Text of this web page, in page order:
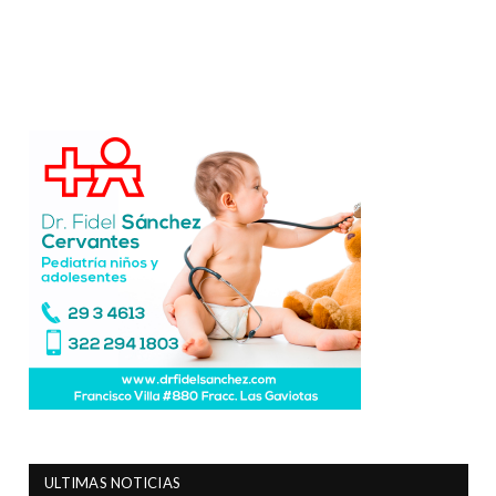
ULTIMAS NOTICIAS